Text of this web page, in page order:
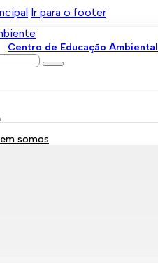
Ir para o footer
Centro de Educação Ambiental
somos